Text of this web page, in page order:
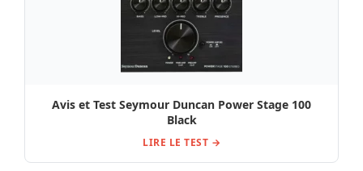
Avis et Test Seymour Duncan Power Stage 100
Black
LIRE LE TEST →